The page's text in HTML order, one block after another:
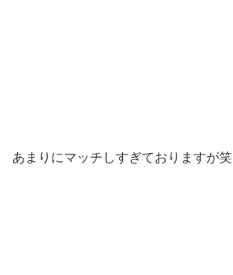
あまりにマッチしすぎておりますが笑